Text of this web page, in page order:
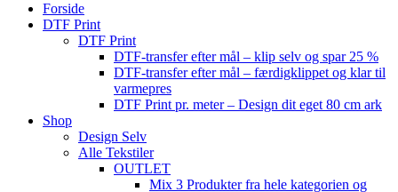
Forside
DTF Print
DTF Print
DTF-transfer efter mål – klip selv og spar 25 %
DTF-transfer efter mål – færdigklippet og klar til
varmepres
DTF Print pr. meter – Design dit eget 80 cm ark
Shop
Design Selv
Alle Tekstiler
OUTLET
Mix 3 Produkter fra hele kategorien og